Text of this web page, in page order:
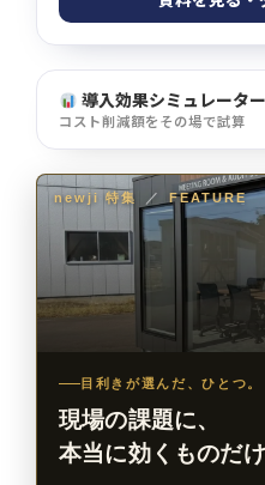
導入効果シミュレーター
コスト削減額をその場で試算
newji 特集 ／ FEATURE
目利きが選んだ、ひとつ。
現場の課題に、
本当に効くものだけ